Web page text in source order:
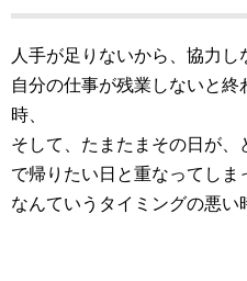
人手が足りないから、協力し
自分の仕事が残業しないと
時、
そして、たまたまその日が
で帰りたい日と重なってしま
なんていうタイミングの悪い